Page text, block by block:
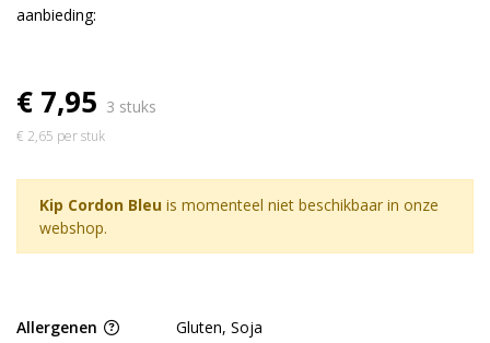
aanbieding:
€ 7,95 3 stuks
€ 2,65 per stuk
Kip Cordon Bleu is momenteel niet beschikbaar in onze
webshop.
Allergenen
Gluten, Soja